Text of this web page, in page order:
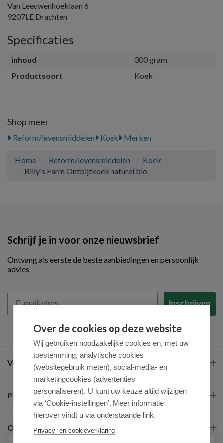
Van Leeuwenhoeklaan 6
9207LE Drachten
Specificaties
inhoud
300 gram
Productsoort
Koek
Shop meer
Reform/levensmiddelen Koek Merken
Home Reform/levensmiddelen
Koek
Billy's Farm Ontbijtkoek naturel bio
Schrijf je in voor onze nieuwsbrief
Ontvang als eerste de beste aanbiedingen en persoonlijk
advies
Email
Inschrijven
Veel gestelde vragen
Populaire merken
Over ons
Over de cookies op deze website
Wij gebruiken noodzakelijke cookies en, met uw
toestemming, analytische cookies
(websitegebruik meten), social-media- en
marketingcookies (advertenties
personaliseren). U kunt uw keuze altijd wijzigen
via ‘Cookie-instellingen’. Meer informatie
hierover vindt u via onderstaande link.
Privacy- en cookieverklaring